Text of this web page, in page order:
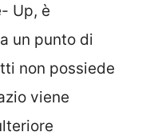
Up, è
un punto di
non possiede
viene